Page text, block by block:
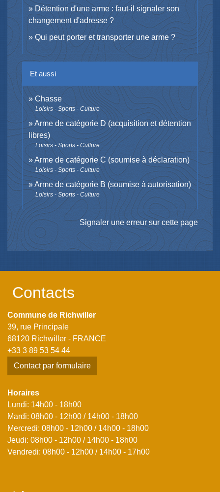
Détention d'une arme : faut-il signaler son
changement d'adresse ?
Qui peut porter et transporter une arme ?
Et aussi
Chasse
Loisirs - Sports - Culture
Arme de catégorie D (acquisition et détention
libres)
Loisirs - Sports - Culture
Arme de catégorie C (soumise à déclaration)
Loisirs - Sports - Culture
Arme de catégorie B (soumise à autorisation)
Loisirs - Sports - Culture
Signaler une erreur sur cette page
Contacts
Commune de Richwiller
39, rue Principale
68120 Richwiller - FRANCE
+33 3 89 53 54 44
Contact par formulaire
Horaires
Lundi: 14h00 - 18h00
Mardi: 08h00 - 12h00 / 14h00 - 18h00
Mercredi: 08h00 - 12h00 / 14h00 - 18h00
Jeudi: 08h00 - 12h00 / 14h00 - 18h00
Vendredi: 08h00 - 12h00 / 14h00 - 17h00